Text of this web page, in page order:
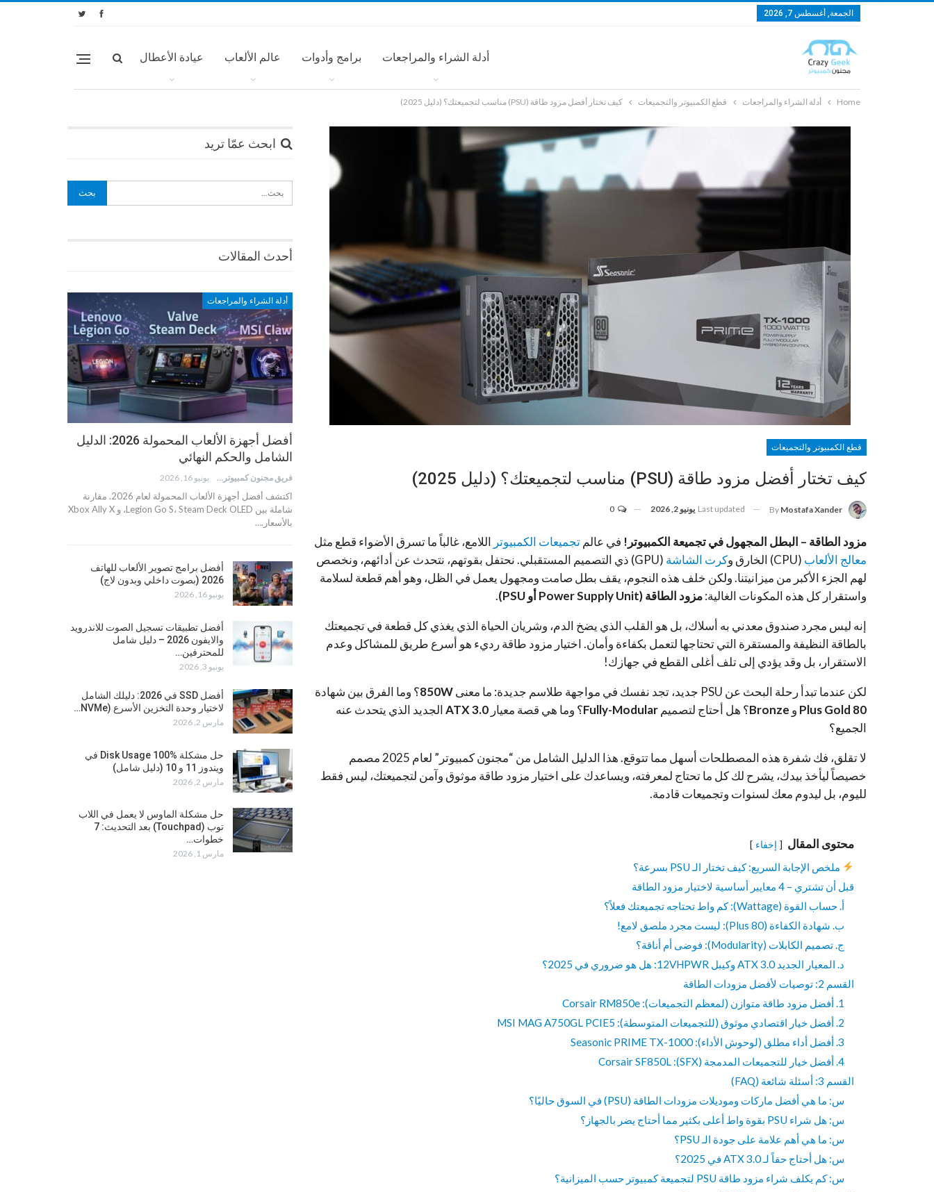
الجمعة, أغسطس 7, 2026
أدلة الشراء والمراجعات برامج وأدوات عالم الألعاب عيادة الأعطال
Home أدلة الشراء والمراجعات قطع الكمبيوتر والتجميعات كيف تختار أفضل مزود طاقة (PSU) مناسب لتجميعتك؟ (دليل 2025)
قطع الكمبيوتر والتجميعات
كيف تختار أفضل مزود طاقة (PSU) مناسب لتجميعتك؟ (دليل 2025)
By Mostafa Xander
Last updated يونيو 2, 2026
مزود الطاقة – البطل المجهول في تجميعة الكمبيوتر! في عالم تجميعات الكمبيوتر اللامع، غالباً ما تسرق الأضواء قطع مثل
معالج الألعاب (CPU) الخارق و كرت الشاشة
(GPU) ذي التصميم المستقبلي. نحتفل بقوتهم، نتحدث عن أدائهم، ونخصص
لهم الجزء الأكبر من ميزانيتنا. ولكن خلف هذه النجوم، يقف بطل صامت ومجهول يعمل في الظل، وهو أهم قطعة لسلامة
واستقرار كل هذه المكونات الغالية:مزود الطاقة (Power Supply Unit أو PSU) .
إنه ليس مجرد صندوق معدني به أسلاك، بل هو القلب الذي يضخ الدم، وشريان الحياة الذي يغذي كل قطعة في تجميعتك
بالطاقة النظيفة والمستقرة التي تحتاجها لتعمل بكفاءة وأمان. اختيار مزود طاقة رديء هو أسرع طريق للمشاكل وعدم
الاستقرار، بل وقد يؤدي إلى تلف أغلى القطع في جهازك!
لكن عندما تبدأ رحلة البحث عن PSU جديد، تجد نفسك في مواجهة طلاسم جديدة: ما معنى 850W؟ وما الفرق بين شهادة
80 Plus Gold
و Bronze؟ هل أحتاج لتصميم Fully-Modular؟ وما هي قصة معيار ATX 3.0الجديد الذي يتحدث عنه
الجميع؟
لا تقلق، فك شفرة هذه المصطلحات أسهل مما تتوقع. هذا الدليل الشامل من “مجنون كمبيوتر” لعام 2025 مصمم
خصيصاً ليأخذ بيدك، يشرح لك كل ما تحتاج لمعرفته، ويساعدك على اختيار مزود طاقة موثوق وآمن لتجميعتك، ليس فقط
لليوم، بل ليدوم معك لسنوات وتجميعات قادمة.
محتوى المقال إخفاء
ملخص الإجابة السريع: كيف تختار الـ PSU بسرعة؟
قبل أن تشتري – 4 معايير أساسية لاختيار مزود الطاقة
أ. حساب القوة (Wattage): كم واط تحتاجه تجميعتك فعلاً؟
ب. شهادة الكفاءة (80 Plus): ليست مجرد ملصق لامع!
ج. تصميم الكابلات (Modularity): فوضى أم أناقة؟
د. المعيار الجديد ATX 3.0 وكيبل 12VHPWR: هل هو ضروري في 2025؟
القسم 2: توصيات لأفضل مزودات الطاقة
1. أفضل مزود طاقة متوازن (لمعظم التجميعات): Corsair RM850e
2. أفضل خيار اقتصادي موثوق (للتجميعات المتوسطة): MSI MAG A750GL PCIE5
3. أفضل أداء مطلق (لوحوش الأداء): Seasonic PRIME TX-1000
4. أفضل خيار للتجميعات المدمجة (SFX): Corsair SF850L
القسم 3: أسئلة شائعة (FAQ)
س: ما هي أفضل ماركات وموديلات مزودات الطاقة (PSU) في السوق حاليًا؟
س: هل شراء PSU بقوة واط أعلى بكثير مما أحتاج يضر بالجهاز؟
س: ما هي أهم علامة على جودة الـ PSU؟
س: هل أحتاج حقاً لـ ATX 3.0 في 2025؟
س: كم يكلف شراء مزود طاقة PSU لتجميعة كمبيوتر حسب الميزانية؟
ابحث عمّا تريد
أحدث المقالات
أدلة الشراء والمراجعات
أفضل أجهزة الألعاب المحمولة 2026: الدليل
الشامل والحكم النهائي
فريق مجنون كمبيوتر يونيو 16, 2026
اكتشف أفضل أجهزة الألعاب المحمولة لعام 2026. مقارنة
شاملة بين Legion Go S، Steam Deck OLED، و Xbox Ally X
بالأسعار.…
أفضل برامج تصوير الألعاب للهاتف
2026 (بصوت داخلي وبدون لاج)
يونيو 16, 2026
أفضل تطبيقات تسجيل الصوت للاندرويد
والايفون 2026 – دليل شامل
للمحترفين…
يونيو 3, 2026
أفضل SSD في 2026: دليلك الشامل
لاختيار وحدة التخزين الأسرع (NVMe…
مارس 2, 2026
حل مشكلة Disk Usage 100% في
ويندوز 11 و 10 (دليل شامل)
مارس 2, 2026
حل مشكلة الماوس لا يعمل في اللاب
توب (Touchpad) بعد التحديث: 7
خطوات…
مارس 1, 2026